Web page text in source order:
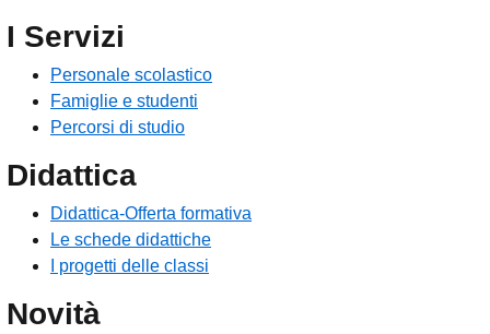
I Servizi
Personale scolastico
Famiglie e studenti
Percorsi di studio
Didattica
Didattica-Offerta formativa
Le schede didattiche
I progetti delle classi
Novità